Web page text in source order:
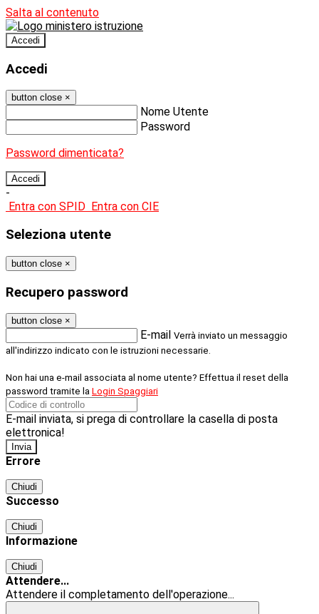
Salta al contenuto
Accedi
Accedi
button close ×
Nome Utente
Password
Password dimenticata?
-
Entra con SPID Entra con CIE
Seleziona utente
button close ×
Recupero password
button close ×
E-mail Verrà inviato un messaggio
all'indirizzo indicato con le istruzioni necessarie.
Non hai una e-mail associata al nome utente? Effettua il reset della
password tramite la Login Spaggiari
E-mail inviata, si prega di controllare la casella di posta
elettronica!
Errore
Chiudi
Successo
Chiudi
Informazione
Chiudi
Attendere...
Attendere il completamento dell'operazione...